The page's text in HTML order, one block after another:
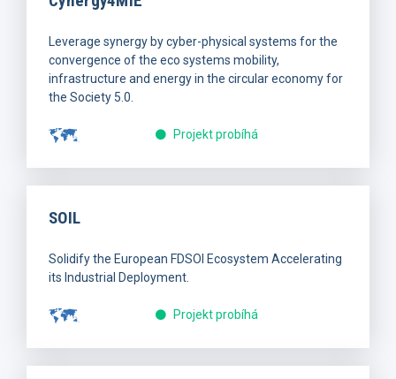
Leverage synergy by cyber-physical systems for the
convergence of the eco systems mobility,
infrastructure and energy in the circular economy for
the Society 5.0.
Projekt probíhá
SOIL
Solidify the European FDSOI Ecosystem Accelerating
its Industrial Deployment.
Projekt probíhá